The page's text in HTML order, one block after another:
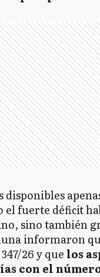
disponibles
el fuerte déficit
sino también
informaron
26 y que los
con el